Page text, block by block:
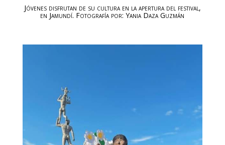
Jóvenes disfrutan de su cultura en la apertura del festival,
en Jamundí. Fotografía por: Yania Daza Guzmán